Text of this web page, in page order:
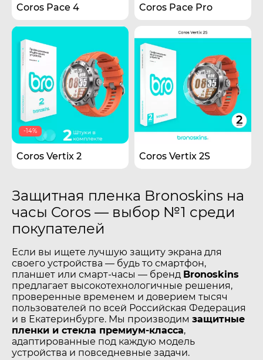
Coros Pace 4 Coros Pace Pro
-14%
Coros Vertix 2 Coros Vertix 2S
Защитная пленка Bronoskins на
часы Coros — выбор №1 среди
покупателей
Если вы ищете лучшую защиту экрана для
своего устройства — будь то смартфон,
планшет или смарт-часы — бренд Bronoskins
предлагает высокотехнологичные решения,
проверенные временем и доверием тысяч
пользователей по всей Российская Федерация
и в Екатеринбурге. Мы производим защитные
пленки и стекла премиум-класса,
адаптированные под каждую модель
устройства и повседневные задачи.